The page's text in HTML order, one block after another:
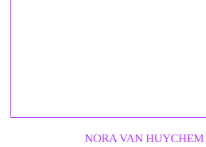
NORA VAN HUYCHEM